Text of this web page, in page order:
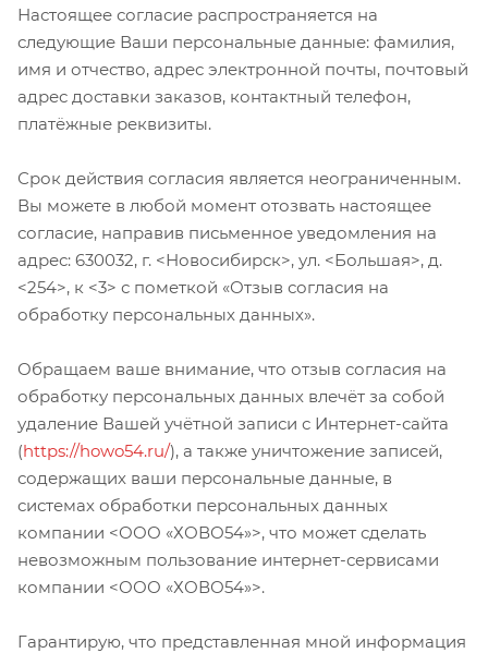
Настоящее согласие распространяется на
следующие Ваши персональные данные: фамилия,
имя и отчество, адрес электронной почты, почтовый
адрес доставки заказов, контактный телефон,
платёжные реквизиты.
Срок действия согласия является неограниченным.
Вы можете в любой момент отозвать настоящее
согласие, направив письменное уведомления на
адрес: 630032, г. <Новосибирск>, ул. <Большая>, д.
<254>, к <3> с пометкой «Отзыв согласия на
обработку персональных данных».
Обращаем ваше внимание, что отзыв согласия на
обработку персональных данных влечёт за собой
удаление Вашей учётной записи с Интернет-сайта
(https://howo54.ru/), а также уничтожение записей,
содержащих ваши персональные данные, в
системах обработки персональных данных
компании <ООО «ХОВО54»>, что может сделать
невозможным пользование интернет-сервисами
компании <ООО «ХОВО54»>.
Гарантирую, что представленная мной информация